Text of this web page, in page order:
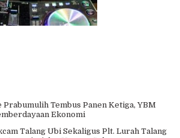
Tembus Panen Ketiga, YBM
Ekonomi
Talang Ubi Sekaligus Plt. Lurah Talang